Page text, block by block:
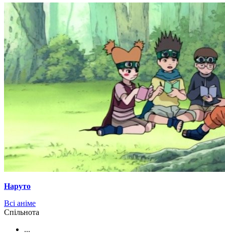
Наруто
Всі аніме
Cпільнота
...